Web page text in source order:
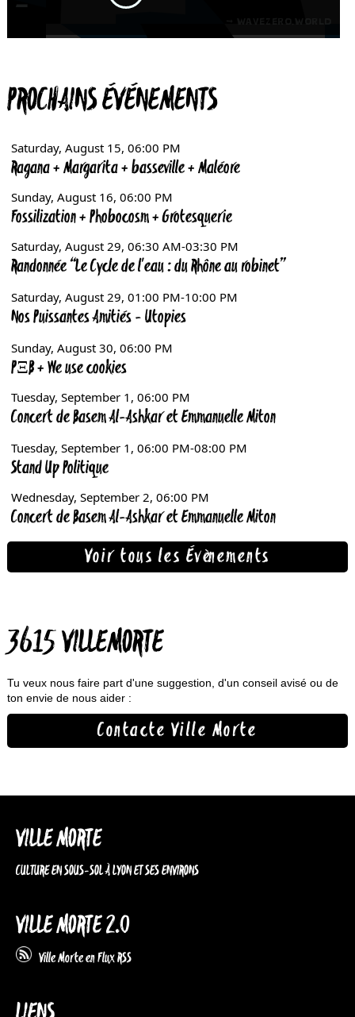
PROCHAINS ÉVÉNEMENTS
Voir tous les Évènements
3615 VILLEMORTE
Tu veux nous faire part d'une suggestion, d'un conseil avisé ou de
ton envie de nous aider :
Contacte Ville Morte
VILLE MORTE
CULTURE EN SOUS-SOL À LYON ET SES ENVIRONS
VILLE MORTE 2.0
Ville Morte en Flux RSS